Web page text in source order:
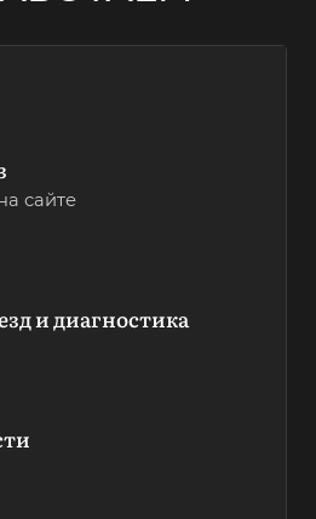
сайте
и диагностика